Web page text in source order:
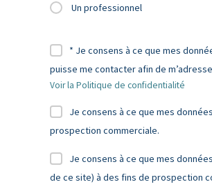
Un professionnel
* Je consens à ce que mes
puisse me contacter afin de
Voir la Politique de confidentialité
Je consens à ce que mes
prospection commerciale.
Je consens à ce que mes
de ce site) à des fins de prospection